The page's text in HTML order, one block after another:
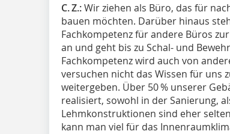
C. Z.:Wir ziehen als Büro, das für
bauen möchten. Darüber hinaus
Fachkompetenz für andere Büros
an und geht bis zu Schal- und
Fachkompetenz wird auch von
versuchen nicht das Wissen für uns
weitergeben. Über 50 % unserer
realisiert, sowohl in der Sanierung,
Lehmkonstruktionen sind eher
kann man viel für das